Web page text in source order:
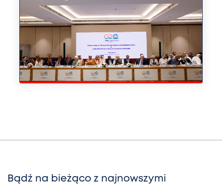
Bądź na bieżąco z najnowszymi